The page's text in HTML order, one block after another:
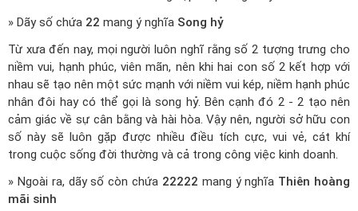
» Dãy số chứa 22 mang ý nghĩa Song hỷ
Từ xưa đến nay, mọi người luôn nghĩ rằng số 2 tượng trưng cho
niềm vui, hạnh phúc, viên mãn, nên khi hai con số 2 kết hợp với
nhau sẽ tạo nên một sức mạnh với niềm vui kép, niềm hạnh phúc
nhân đôi hay có thể gọi là song hỷ. Bên cạnh đó 2 - 2 tạo nên
cảm giác về sự cân bằng và hài hòa. Vậy nên, người sở hữu con
số này sẽ luôn gặp được nhiều điều tích cực, vui vẻ, cát khí
trong cuộc sống đời thường và cả trong công việc kinh doanh.
» Ngoài ra, dãy số còn chứa 22222 mang ý nghĩa Thiên hoàng
mãi sinh